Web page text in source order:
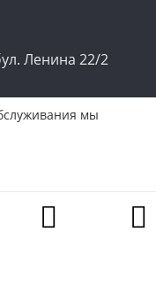
Ленина 22/2
Корзина
мы